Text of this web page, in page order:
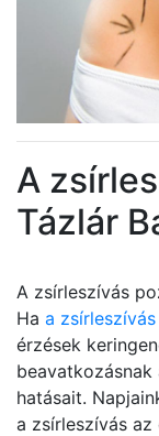
A
Tázlár
A zsírleszívás
Ha a
érzések
hatásait.
a zsírleszívás